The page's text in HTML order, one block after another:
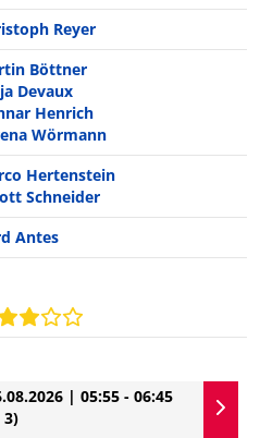
Reyer
Böttner
Devaux
Henrich
Wörmann
Hertenstein
Schneider
Antes
| 05:55 - 06:45
3)